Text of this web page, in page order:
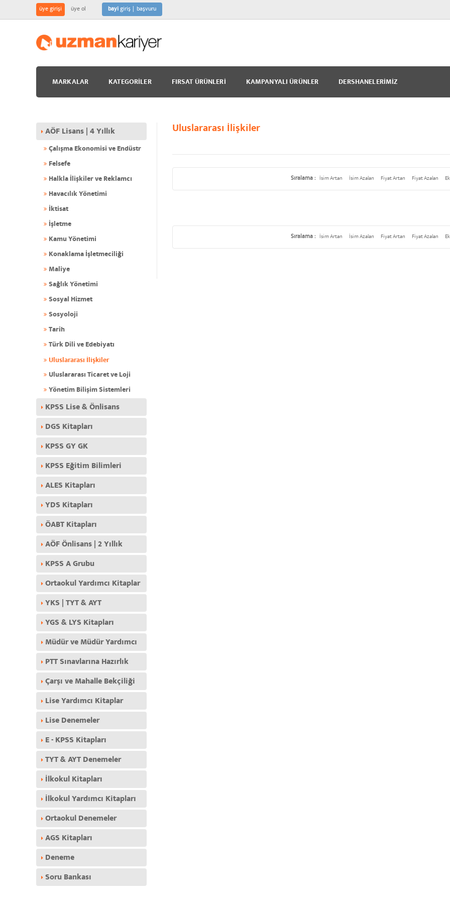
üye girişi üye ol bayigiriş başvuru
MARKALAR KATEGORILER FIRSAT ÜRÜNLERI KAMPANYALI ÜRÜNLER DERSHANELERIMIZ
AÖF Lisans | 4 Yıllık
Çalışma Ekonomisi ve Endüstr
Felsefe
Halkla İlişkiler ve Reklamcı
Havacılık Yönetimi
İktisat
İşletme
Kamu Yönetimi
Konaklama İşletmeciliği
Maliye
Sağlık Yönetimi
Sosyal Hizmet
Sosyoloji
Tarih
Türk Dili ve Edebiyatı
Uluslararası İlişkiler
Uluslararası Ticaret ve Loji
Yönetim Bilişim Sistemleri
KPSS Lise & Önlisans
DGS Kitapları
KPSS GY GK
KPSS Eğitim Bilimleri
ALES Kitapları
YDS Kitapları
ÖABT Kitapları
AÖF Önlisans | 2 Yıllık
KPSS A Grubu
Ortaokul Yardımcı Kitaplar
YKS | TYT & AYT
YGS & LYS Kitapları
Müdür ve Müdür Yardımcı
PTT Sınavlarına Hazırlık
Çarşı ve Mahalle Bekçiliği
Lise Yardımcı Kitaplar
Lise Denemeler
E - KPSS Kitapları
TYT & AYT Denemeler
İlkokul Kitapları
İlkokul Yardımcı Kitapları
Ortaokul Denemeler
AGS Kitapları
Deneme
Soru Bankası
Uluslararası İlişkiler
Sıralama : İsim Artan İsim Azalan Fiyat Artan Fiyat Azalan
Sıralama : İsim Artan İsim Azalan Fiyat Artan Fiyat Azalan